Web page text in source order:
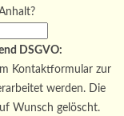
DSGVO:
Kontaktformular zur
werden. Die
Wunsch gelöscht.